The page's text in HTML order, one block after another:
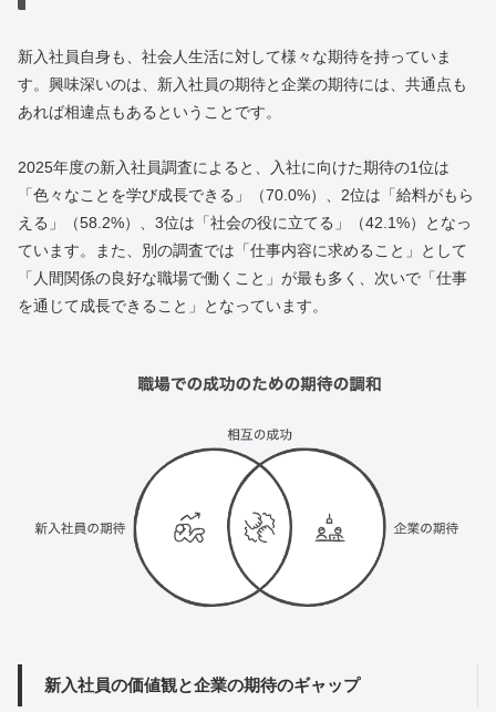
新入社員自身も、社会人生活に対して様々な期待を持っていま
す。興味深いのは、新入社員の期待と企業の期待には、共通点も
あれば相違点もあるということです。
2025年度の新入社員調査によると、入社に向けた期待の1位は
「色々なことを学び成長できる」（70.0%）、2位は「給料がもら
える」（58.2%）、3位は「社会の役に立てる」（42.1%）となっ
ています。また、別の調査では「仕事内容に求めること」として
「人間関係の良好な職場で働くこと」が最も多く、次いで「仕事
を通じて成長できること」となっています。
新入社員の価値観と企業の期待のギャップ